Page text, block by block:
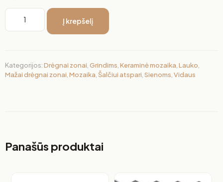
Į krepšelį
Kategorijos:Drėgnai zonai Grindims Keraminė mozaika Lauko
Mažai drėgnai zonai Mozaika Šalčiui atspari Sienoms Vidaus
Panašūs produktai